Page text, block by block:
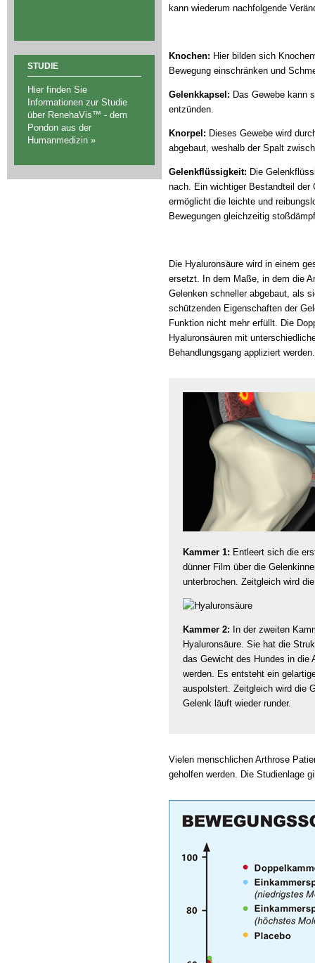
kann wiederum nachfolgende
Knochen: Hier bilden sich
Bewegung einschränken und
Gelenkkapsel: Das Gewebe kann
entzünden.
Knorpel: Dieses Gewebe wird
abgebaut, weshalb der Spalt
Gelenkflüssigkeit: Die
nach. Ein wichtiger Bestandteil
ermöglicht die leichte und
Bewegungen gleichzeitig
Die Hyaluronsäure wird in einem
ersetzt. In dem Maße, in dem die
Gelenken schneller abgebaut, als
schützenden Eigenschaften der
Funktion nicht mehr erfüllt. Die
Hyaluronsäuren mit
Behandlungsgang appliziert werden.
Kammer 1: Entleert sich die
dünner Film über die
unterbrochen. Zeitgleich wird
Kammer 2: In der zweiten
Hyaluronsäure. Sie hat die
das Gewicht des Hundes in die
werden. Es entsteht ein
auspolstert. Zeitgleich wird die
Gelenk läuft wieder runder.
Vielen menschlichen Arthrose
geholfen werden. Die Studienlage
STUDIE
Hier finden Sie
Informationen zur Studie
über RenehaVis™ - dem
Pondon aus der
Humanmedizin »